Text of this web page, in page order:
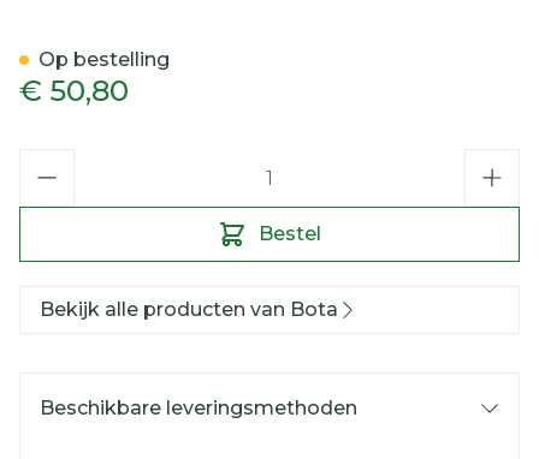
€ 50,80
Bestel
Op bestelling
Bekijk alle producten van Bota
Beschikbare leveringsmethoden